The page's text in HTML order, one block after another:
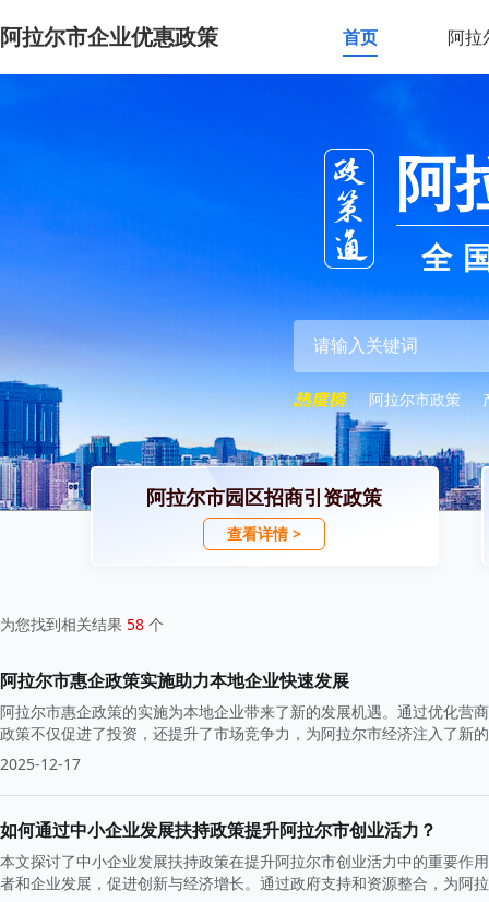
阿拉尔市企业优惠政策 首页 阿拉
阿
全
阿拉尔市政策
阿拉尔市园区招商引资政策
查看详情 >
为您找到相关结果 58 个
阿拉尔市惠企政策实施助力本地企业快速发展
阿拉尔市惠企政策的实施为本地企业带来了新的发展机遇。通过优化营
政策不仅促进了投资，还提升了市场竞争力，为阿拉尔市经济注入了新
2025-12-17
如何通过中小企业发展扶持政策提升阿拉尔市创业活力？
本文探讨了中小企业发展扶持政策在提升阿拉尔市创业活力中的重要作
者和企业发展，促进创新与经济增长。通过政府支持和资源整合，为阿